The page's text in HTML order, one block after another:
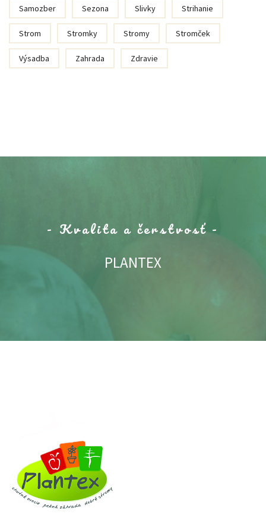
Samozber Sezona Slivky Strihanie
Strom Stromky Stromy Stromček
Výsadba Zahrada Zdravie
- Kvalita a čerstvosť -
PLANTEX